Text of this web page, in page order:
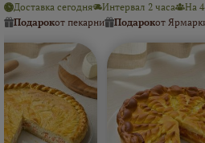
Доставка сегодня Интервал 2 часа
На
Подарокот пекарни Подарокот